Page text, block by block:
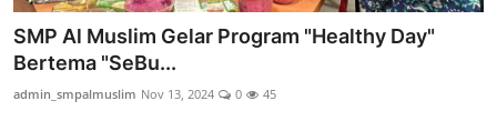
SMP Al Muslim Gelar Program "Healthy Day"
Bertema "SeBu...
admin_smpalmuslim Nov 13, 2024 0 45